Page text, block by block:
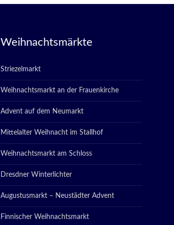
Weihnachtsmärkte
Striezelmarkt
Weihnachtsmarkt an der Frauenkirche
Advent auf dem Neumarkt
Mittelalter Weihnacht im Stallhof
Weihnachtsmarkt am Schloss
Dresdner Winterlichter
Augustusmarkt – Neustädter Advent
Finnischer Weihnachtsmarkt